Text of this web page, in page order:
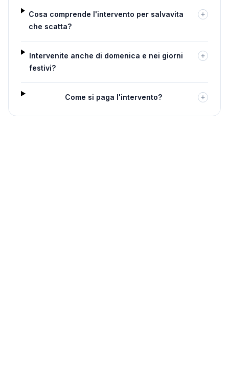
Cosa comprende l'intervento per salvavita
che scatta?
Intervenite anche di domenica e nei giorni
festivi?
Come si paga l'intervento?